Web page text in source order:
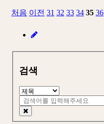
처음 이전 31 32 33 34 35 36
검색